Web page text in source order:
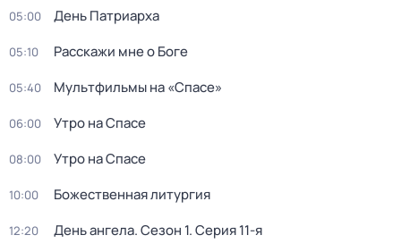
05:00 День Патриарха
05:10 Расскажи мне о Боге
05:40 Мультфильмы на «Спасе»
06:00 Утро на Спасе
08:00 Утро на Спасе
10:00 Божественнaя литyргия
12:20 День ангела. Сезон 1. Серия 11-я